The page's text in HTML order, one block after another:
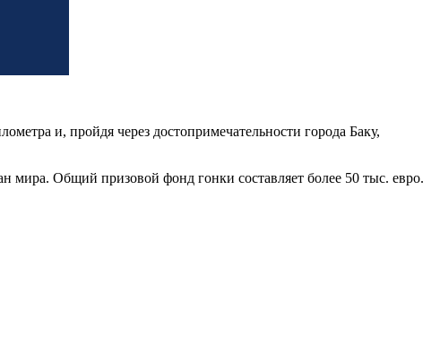
и, пройдя через достопримечательности города Баку,
мира. Общий призовой фонд гонки составляет более 50 тыс. евро.